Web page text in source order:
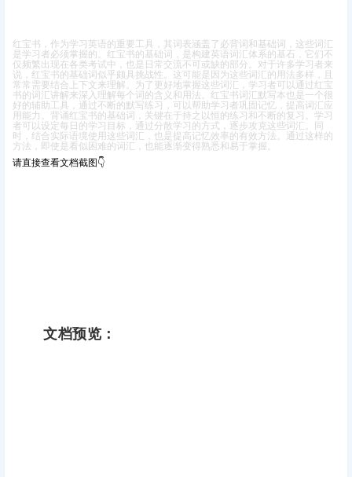
红宝书，作为学习英语的重要工具，其词表涵盖了必背词和基础词，这些词汇
是学习者必须掌握的。红宝书的基础词，是构建英语词汇体系的基石，它们不
仅频繁出现在各类考试中，也是日常交流不可或缺的部分。 对于许多学习者来
说，红宝书的基础词似乎颇具挑战性。这可能是因为这些词汇的用法多样，且
常常需要结合上下文来理解。为了更好地掌握这些词汇，学习者可以通过红宝
书的词汇讲解来深入理解每个词的含义和用法。红宝书词汇默写本也是一个很
好的辅助工具，通过不断的默写练习，可以帮助学习者巩固记忆，提高词汇应
用能力。
背诵红宝书的基础词，关键在于持之以恒的练习和不断的复习。学习
者可以设定每日的学习目标，通过分散学习的方式，逐步攻克这些词汇。同
时，结合实际语境使用这些词汇，也是提高记忆效率的有效方法。通过这样的
方法，即使是看似困难的词汇，也能逐渐变得熟悉和易于掌握。
请直接查看文档截图👇
文档预览：